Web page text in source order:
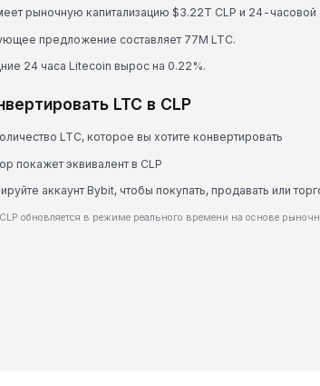
рыночную капитализацию $3.22T CLP и 24-часовой
предложение составляет 77M LTC.
24 часа Litecoin вырос на 0.22%.
LTC в CLP
LTC, которое вы хотите конвертировать
покажет эквивалент в CLP
аккаунт Bybit, чтобы покупать, продавать или
обновляется в режиме реального времени на основе